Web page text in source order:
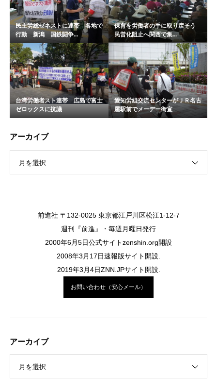
民主労総ゼネストに連帯 各地で
行動 新潟 国鉄闘争...
保育を労働者の手に取り戻そう
民営化阻止へ関西で集...
台湾労働者スト連帯 広島で富士
ゼロックスに抗議
愛知労組交流センターがＪＲ名古
屋駅前でメーデー街宣
アーカイブ
月を選択
前進社 〒132-0025 東京都江戸川区松江1-12-7
週刊『前進』・毎週月曜日発行
2000年6月5日公式サイトzenshin.org開設
2008年3月17日速報版サイト開設.
2019年3月4日ZNN.JPサイト開設.
お問い合わせ（安心メール）
アーカイブ
月を選択